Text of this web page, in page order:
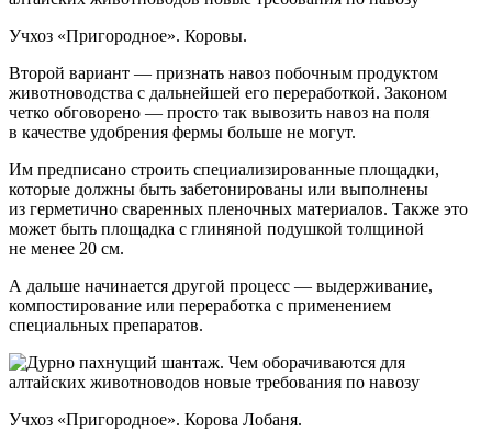
Учхоз «Пригородное». Коровы.
Второй вариант — признать навоз побочным продуктом
животноводства с дальнейшей его переработкой. Законом
четко обговорено — просто так вывозить навоз на поля
в качестве удобрения фермы больше не могут.
Им предписано строить специализированные площадки,
которые должны быть забетонированы или выполнены
из герметично сваренных пленочных материалов. Также это
может быть площадка с глиняной подушкой толщиной
не менее 20 см.
А дальше начинается другой процесс — выдерживание,
компостирование или переработка с применением
специальных препаратов.
Учхоз «Пригородное». Корова Лобаня.